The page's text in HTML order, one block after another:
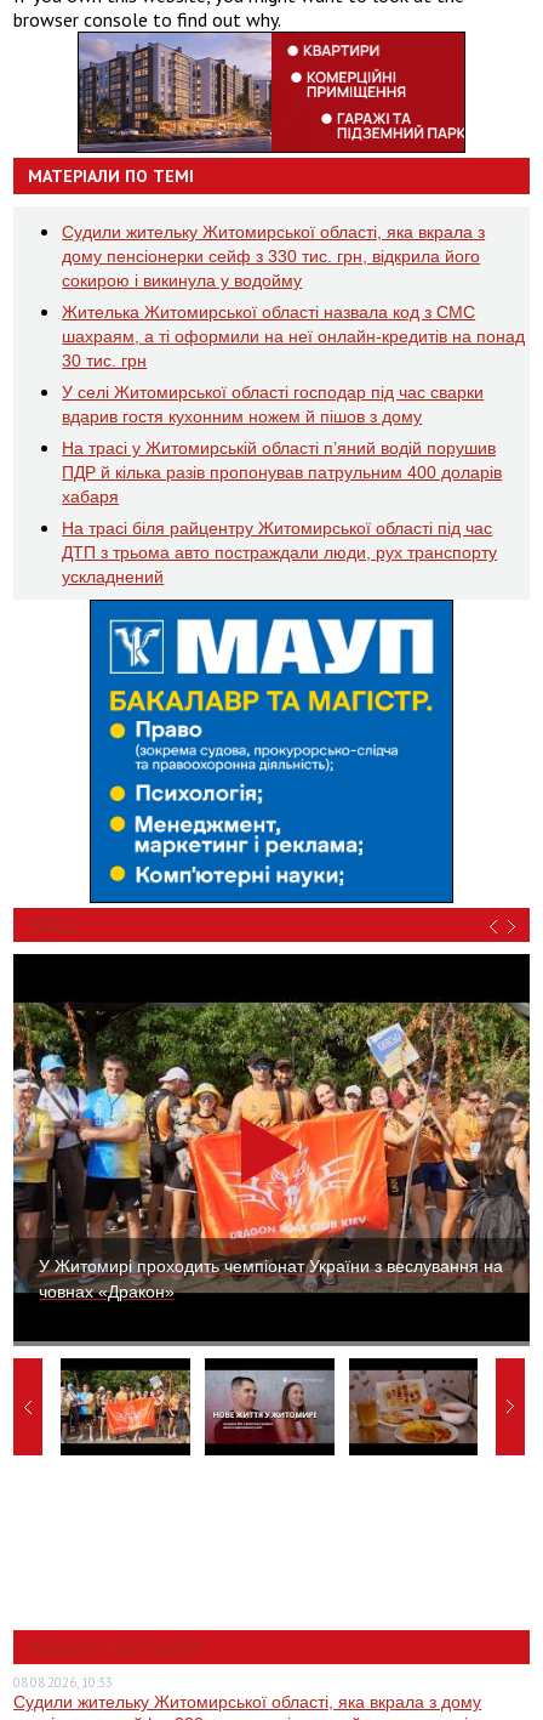
browser console to find out why.
МАТЕРІАЛИ ПО ТЕМІ
Судили жительку Житомирської області, яка вкрала з
дому пенсіонерки сейф з 330 тис. грн, відкрила його
сокирою і викинула у водойму
Жителька Житомирської області назвала код з СМС
шахраям, а ті оформили на неї онлайн-кредитів на понад
30 тис. грн
У селі Житомирської області господар під час сварки
вдарив гостя кухонним ножем й пішов з дому
На трасі у Житомирській області п’яний водій порушив
ПДР й кілька разів пропонував патрульним 400 доларів
хабаря
На трасі біля райцентру Житомирської області під час
ДТП з трьома авто постраждали люди, рух транспорту
ускладнений
ВІДЕО
У Житомирі проходить чемпіонат України з веслування на
човнах «Дракон»
НОВИНИ ЖИТОМИРА
08.08.2026, 10:33
Судили жительку Житомирської області, яка вкрала з дому